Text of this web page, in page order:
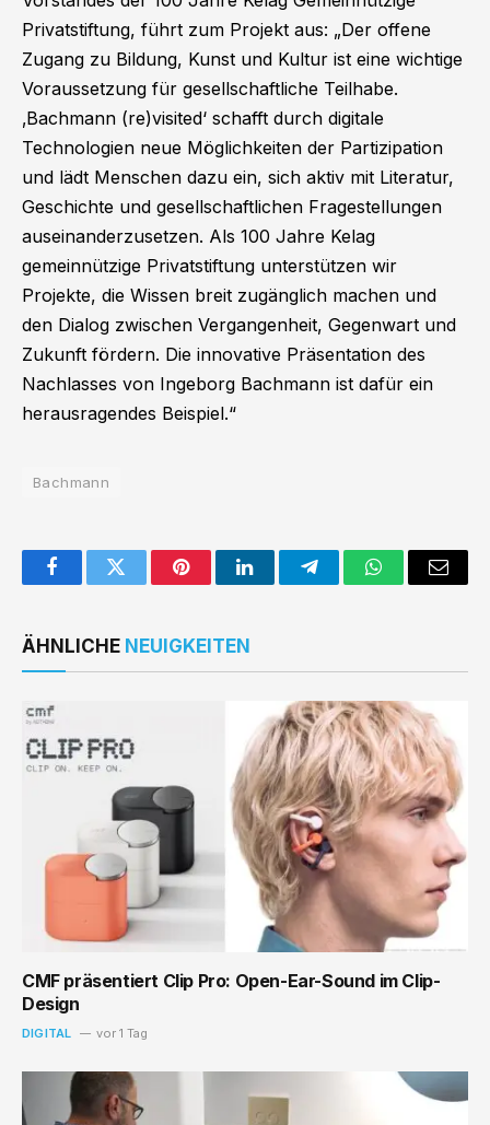
Privatstiftung, führt zum Projekt aus: „Der offene
Zugang zu Bildung, Kunst und Kultur ist eine wichtige
Voraussetzung für gesellschaftliche Teilhabe.
‚Bachmann (re)visited‘ schafft durch digitale
Technologien neue Möglichkeiten der Partizipation
und lädt Menschen dazu ein, sich aktiv mit Literatur,
Geschichte und gesellschaftlichen Fragestellungen
auseinanderzusetzen. Als 100 Jahre Kelag
gemeinnützige Privatstiftung unterstützen wir
Projekte, die Wissen breit zugänglich machen und
den Dialog zwischen Vergangenheit, Gegenwart und
Zukunft fördern. Die innovative Präsentation des
Nachlasses von Ingeborg Bachmann ist dafür ein
herausragendes Beispiel.“
Bachmann
FacebookTwitter PinterestLinkedInTelegramWhatsAppEmail
ÄHNLICHE NEUIGKEITEN
CMF präsentiert Clip Pro: Open-Ear-Sound im Clip-
Design
DIGITAL vor 1 Tag